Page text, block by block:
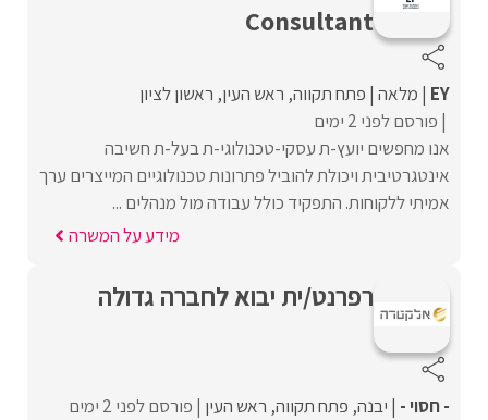
Consultant
EY מלאה פתח תקווה ראש העין ראשון לציון
פורסם לפני 2 ימים
אנו מחפשים יועץ-ת עסקי-טכנולוגי-ת בעל-ת חשיבה
אינטגרטיבית ויכולת להוביל פתרונות טכנולוגיים המייצרים ערך
אמיתי ללקוחות. התפקיד כולל עבודה מול מנהלים ...
מידע על המשרה
רפרנט/ית יבוא לחברה גדולה
- חסוי - יבנה פתח תקווה ראש העין פורסם לפני 2 ימים